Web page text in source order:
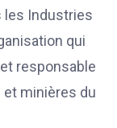
les Industries
qui
responsable
minières du